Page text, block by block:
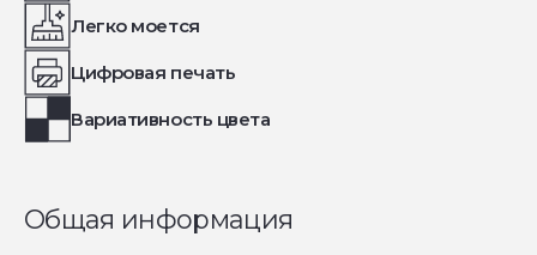
Легко моется
Цифровая печать
Вариативность цвета
Общая информация